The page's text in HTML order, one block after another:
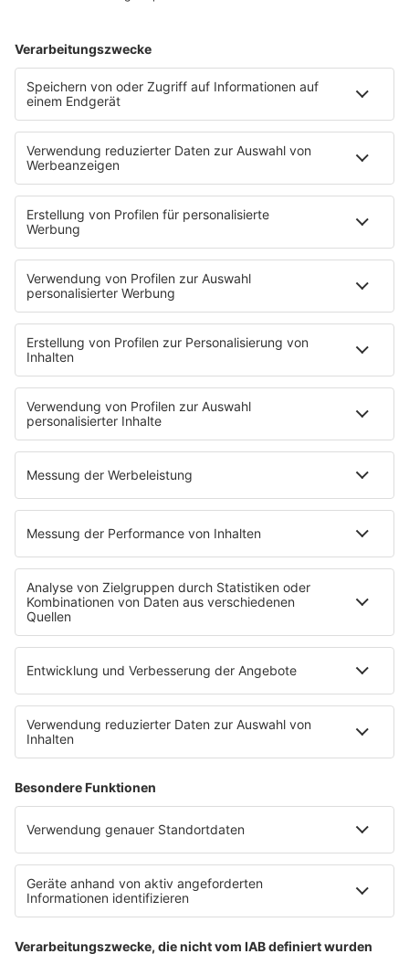
Livestreams
Playlist Breakdown
Programschedule
KISS NATION
Aktionen
Connect
Team
Musik-Tester werden!
Jobline
Streams
Podcasts
Mehr Streams
Service
Datenschutz
Impressum
Werbung buchen
Presse
Teilnahmebedingungen
Kontakt
Partner
Radioplayer
Eisbären
Berliner Rundfunk 91.4
94,3 RS2
KISS FM